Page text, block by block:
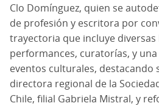
Clo Domínguez, quien se
de profesión y escritora por
trayectoria que incluye diversas
performances, curatorías, y
eventos culturales, destacando
directora regional de la
Chile, filial Gabriela Mistral, y